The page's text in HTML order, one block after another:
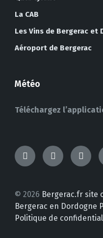
La CAB
Les Vins de Bergerac et
Aéroport de Bergerac
Météo
Téléchargez
TikTok Messenger
© 2026 Bergerac.fr site
Bergerac en Dordogne
Politique de